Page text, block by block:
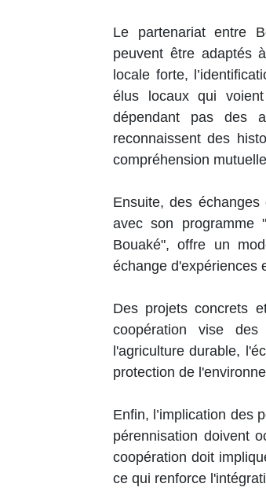
Le partenariat entre
peuvent être adaptés
locale forte,
élus locaux qui
dépendant pas des
reconnaissent des
compréhension
Ensuite, des
avec son programme
Bouaké", offre un
échange d'expériences
Des projets concrets
coopération vise
l'agriculture durable,
protection de
Enfin, l’implication des
pérennisation doivent
coopération doit
ce qui renforce